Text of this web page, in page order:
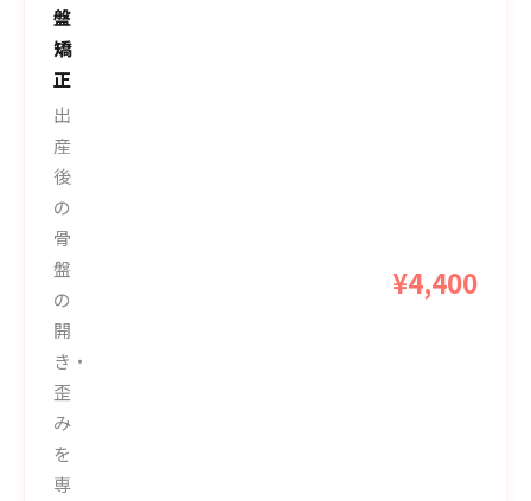
盤
矯
正
出
産
後
の
骨
盤
の
開
き・
歪
み
を
専
¥4,400